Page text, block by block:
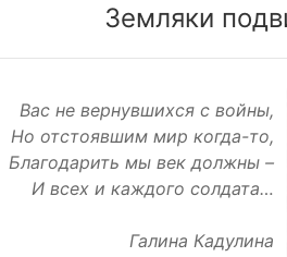
Земляки
Вас не вернувшихся с войны,
Но отстоявшим мир когда-то,
Благодарить мы век должны –
И всех и каждого солдата…
Галина Кадулина